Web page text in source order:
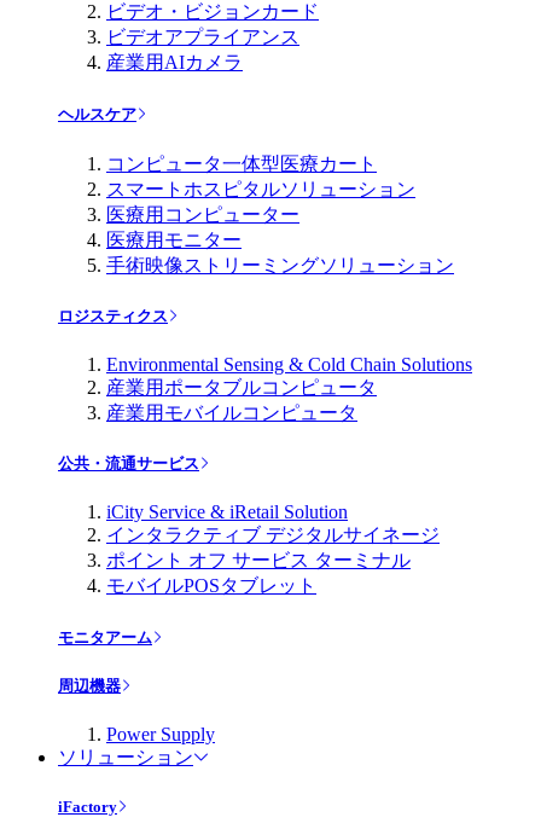
ビデオ・ビジョンカード
ビデオアプライアンス
産業用AIカメラ
ヘルスケア
コンピュータ一体型医療カート
スマートホスピタルソリューション
医療用コンピューター
医療用モニター
手術映像ストリーミングソリューション
ロジスティクス
Environmental Sensing & Cold Chain Solutions
産業用ポータブルコンピュータ
産業用モバイルコンピュータ
公共・流通サービス
iCity Service & iRetail Solution
インタラクティブ デジタルサイネージ
ポイント オフ サービス ターミナル
モバイルPOSタブレット
モニタアーム
周辺機器
Power Supply
ソリューション
iFactory